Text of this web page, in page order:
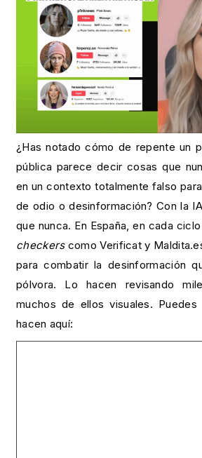
¿Has notado cómo de repente un
pública parece decir cosas que
en un contexto totalmente falso
de odio o desinformación? Con la
que nunca. En España, en cada
checkerscomo Verificat y
para combatir la desinformación
pólvora. Lo hacen revisando
muchos de ellos visuales.
hacen aquí: